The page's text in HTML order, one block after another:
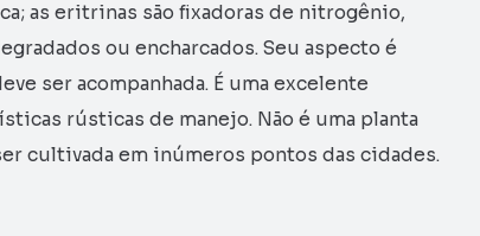
as eritrinas são fixadoras de nitrogênio,
ou encharcados. Seu aspecto é
ser acompanhada. É uma excelente
rústicas de manejo. Não é uma planta
cultivada em inúmeros pontos das cidades.